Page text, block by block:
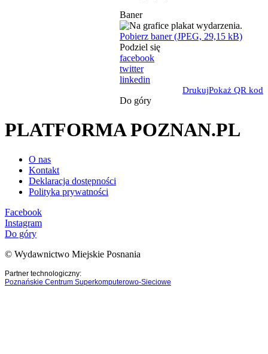
Baner
Pobierz baner (JPEG, 29,15 kB)
Podziel się
facebook
twitter
linkedin
DrukujPokaż QR kod
Do góry
PLATFORMA POZNAN.PL
O nas
Kontakt
Deklaracja dostępności
Polityka prywatności
Facebook
Instagram
Do góry
© Wydawnictwo Miejskie Posnania
Partner technologiczny:
Poznańskie Centrum Superkomputerowo-Sieciowe